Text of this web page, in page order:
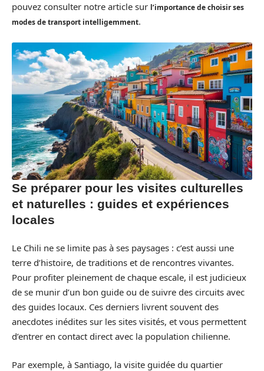
pouvez consulter notre article sur l’importance de choisir ses
modes de transport intelligemment.
Se préparer pour les visites culturelles
et naturelles : guides et expériences
locales
Le Chili ne se limite pas à ses paysages : c’est aussi une
terre d’histoire, de traditions et de rencontres vivantes.
Pour profiter pleinement de chaque escale, il est judicieux
de se munir d’un bon guide ou de suivre des circuits avec
des guides locaux. Ces derniers livrent souvent des
anecdotes inédites sur les sites visités, et vous permettent
d’entrer en contact direct avec la population chilienne.
Par exemple, à Santiago, la visite guidée du quartier